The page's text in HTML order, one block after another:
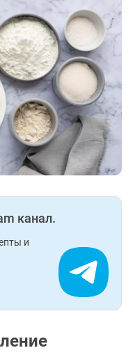
канал.
и